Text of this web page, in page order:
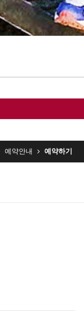
예약안내 예약하기